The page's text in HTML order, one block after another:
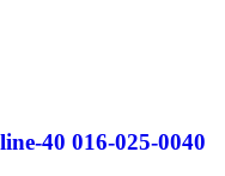
40 016-025-0040